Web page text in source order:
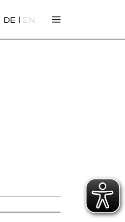
DE | EN